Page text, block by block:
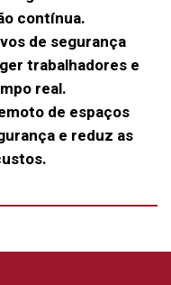
contínua.
de segurança
trabalhadores e
real.
de espaços
e reduz as